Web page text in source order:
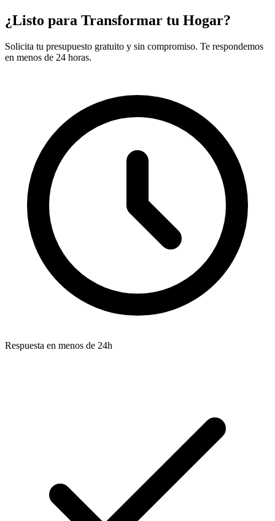
¿Listo para Transformar tu Hogar?
Solicita tu presupuesto gratuito y sin compromiso. Te respondemos
en menos de 24 horas.
Respuesta en menos de 24h